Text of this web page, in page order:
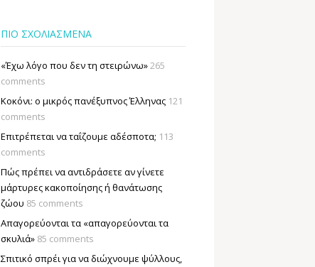
ΠΙΟ ΣΧΟΛΙΑΣΜΕΝΑ
«Έχω λόγο που δεν τη στειρώνω»265
comments
Κοκόνι: ο μικρός πανέξυπνος Έλληνας 121
comments
Επιτρέπεται να ταΐζουµε αδέσποτα; 113
comments
Πώς πρέπει να αντιδράσετε αν γίνετε
μάρτυρες κακοποίησης ή θανάτωσης
ζώου 85 comments
Απαγορεύονται τα «απαγορεύονται τα
σκυλιά» 85 comments
Σπιτικό σπρέι για να διώχνουμε ψύλλους,